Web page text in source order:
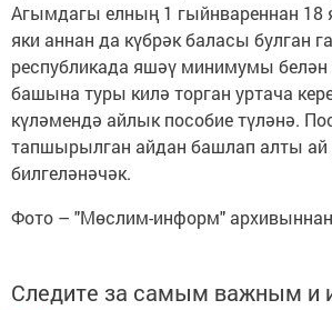
Агымдагы елның 1 гыйнвареннан 18
яки аннан да күбрәк баласы булган
республикада яшәү минимумы белән
башына туры килә торган уртача
күләмендә айлык пособие түләнә.
тапшырылган айдан башлап алты
билгеләнәчәк.
Фото – "Мөслим-информ"
Следите за самым важным и